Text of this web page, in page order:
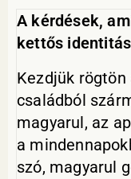
A kérdések,
kettős
Kezdjük
családból
magyarul, az
a
szó, magyarul